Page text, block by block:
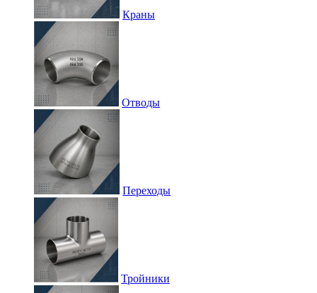
Краны
Отводы
Переходы
Тройники